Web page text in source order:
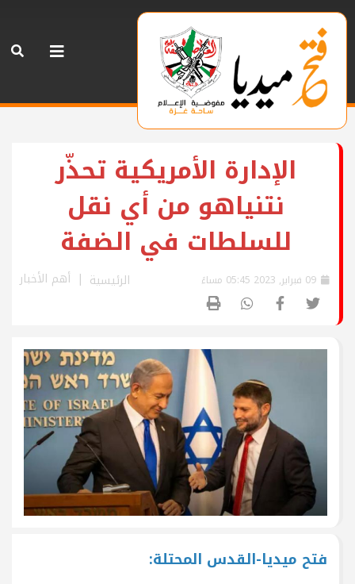
الإدارة الأمريكية تحذّر
نتنياهو من أي نقل
للسلطات في الضفة
الرئيسية أهم الأخبار
فتح ميديا-القدس المحتلة: